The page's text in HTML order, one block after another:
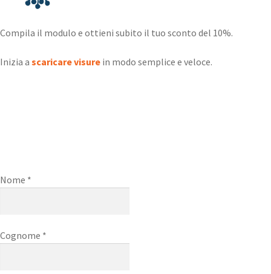
Compila il modulo e ottieni subito il tuo sconto del 10%.
Inizia a scaricare visure in modo semplice e veloce.
Nome *
Cognome *